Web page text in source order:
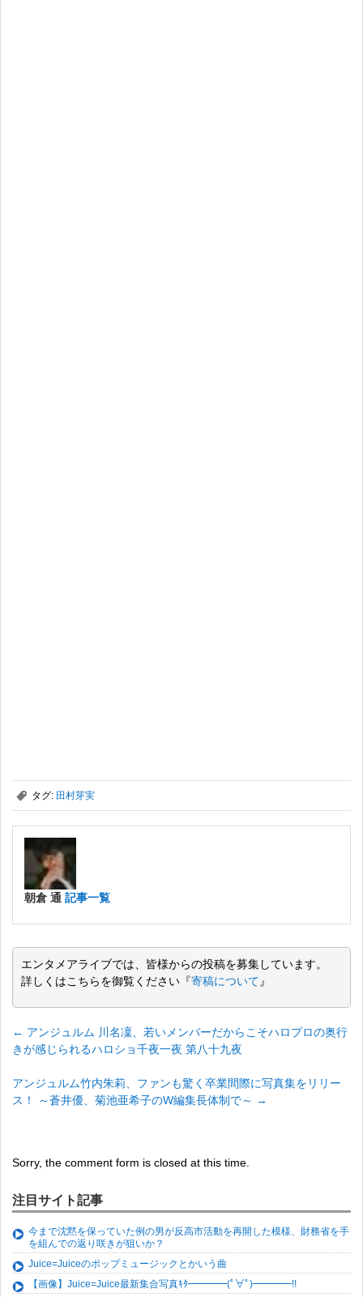
, タグ: 田村芽実
朝倉 通 記事一覧
エンタメアライブでは、皆様からの投稿を募集しています。
詳しくはこちらを御覧ください『寄稿について 』
← アンジュルム 川名凜、若いメンバーだからこそハロプロの奥行
きが感じられるハロショ千夜一夜 第八十九夜
アンジュルム竹内朱莉、ファンも驚く卒業間際に写真集をリリー
ス！ ～蒼井優、菊池亜希子のW編集長体制で～ →
Sorry, the comment form is closed at this time.
注目サイト記事
今まで沈黙を保っていた例の男が反高市活動を再開した模様、財務省を手
を組んでの返り咲きが狙いか？
Juice=Juiceのポップミュージックとかいう曲
【画像】Juice=Juice最新集合写真ｷﾀ━━━━(ﾟ∀ﾟ)━━━━!!